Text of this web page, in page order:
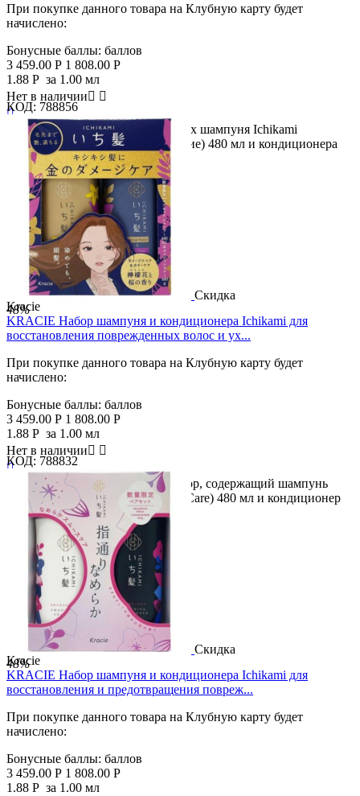
При покупке данного товара на Клубную карту будет
начислено:
Бонусные баллы: баллов
3 459.00 Р 1 808.00 Р
1.88 Р за 1.00 мл
Нет в наличии 

Описание продукта Набор из двух шампуня Ichikami
(интенсивное двойное увлажнение) 480 мл и кондиционера
480 г...
КОД: 788856
Скидка
48%
Kracie
KRACIE Набор шампуня и кондиционера Ichikami для
восстановления поврежденных волос и ух...
При покупке данного товара на Клубную карту будет
начислено:
Бонусные баллы: баллов
3 459.00 Р 1 808.00 Р
1.88 Р за 1.00 мл
Нет в наличии 

Описание продукта Парный набор, содержащий шампунь
Ichikami (Damage Repair & Color Care) 480 мл и кондиционер
480...
КОД: 788832
Скидка
48%
Kracie
KRACIE Набор шампуня и кондиционера Ichikami для
восстановления и предотвращения повреж...
При покупке данного товара на Клубную карту будет
начислено:
Бонусные баллы: баллов
3 459.00 Р 1 808.00 Р
1.88 Р за 1.00 мл